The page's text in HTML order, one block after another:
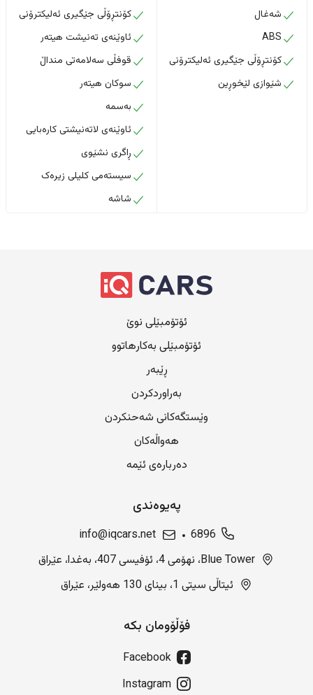
شەغال
ABS
کۆنتڕۆڵی جێگیری ئەلیکترۆنی
شێوازی لێخوڕین
کۆنتڕۆڵی جێگیری ئەلیکترۆنی
ئاوێنەی تەنیشت هیتەر
قوفڵی سەلامەتی منداڵ
سوکان هیتەر
بەسمە
ئاوێنەی لاتەنیشتی کارەبایی
ڕاگری نشێوی
سیستەمی کلیلی زیرەک
شاشە
ئۆتۆمبێلی نوێ
ئۆتۆمبێلی بەکارهاتوو
ڕێبەر
بەراوردکردن
وێستگەکانی شەحنکردن
هەواڵەکان
دەربارەی ئێمە
پەیوەندی
6896
info@iqcars.net
Blue Tower، نهۆمی 4، ئۆفیسی 407، بەغدا، عێراق
ئیتاڵی سیتی 1، بینای 130 هەولێر، عێراق
فۆڵۆومان بکە
Facebook
Instagram